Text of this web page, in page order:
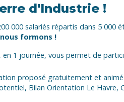
d'Industrie !
000 salariés répartis dans 5 000
formons !
1 journée, vous permet de
proposé gratuitement et
Bilan Orientation Le Havre,